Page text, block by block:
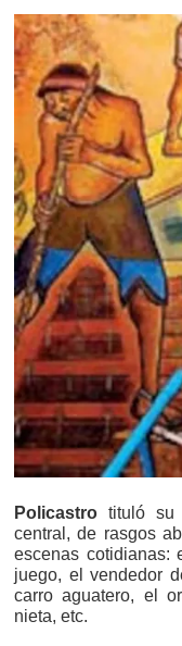
Policastro tituló su
central, de rasgos
escenas cotidianas:
juego, el vendedor
carro aguatero, el
nieta, etc.